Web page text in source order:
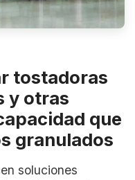
tostadoras
y otras
que
granulados
soluciones